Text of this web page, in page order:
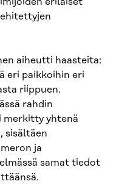
aiheutti haasteita:
eri paikkoihin eri
riippuen.
rahdin
merkitty yhtenä
sisältäen
ja
samat tiedot